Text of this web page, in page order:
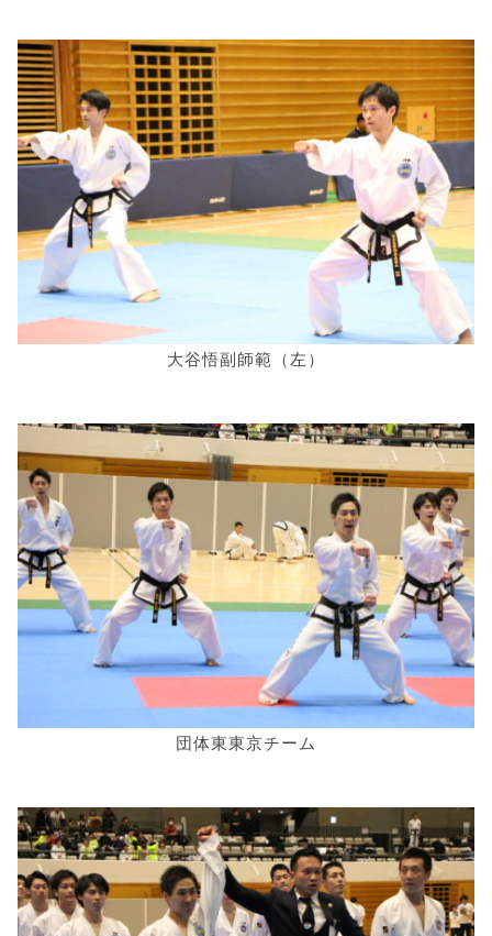
大谷悟副師範（左）
団体東東京チーム